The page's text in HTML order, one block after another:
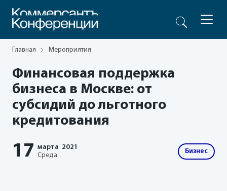
Главная Мероприятия
Финансовая поддержка
бизнеса в Москве: от
субсидий до льготного
кредитования
17 марта 2021
Среда
Бизнес